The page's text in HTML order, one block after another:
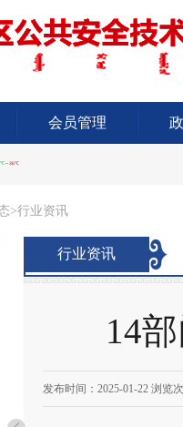
会员管理
>行业资讯
行业资讯
14
发布时间： 2025-01-22浏览